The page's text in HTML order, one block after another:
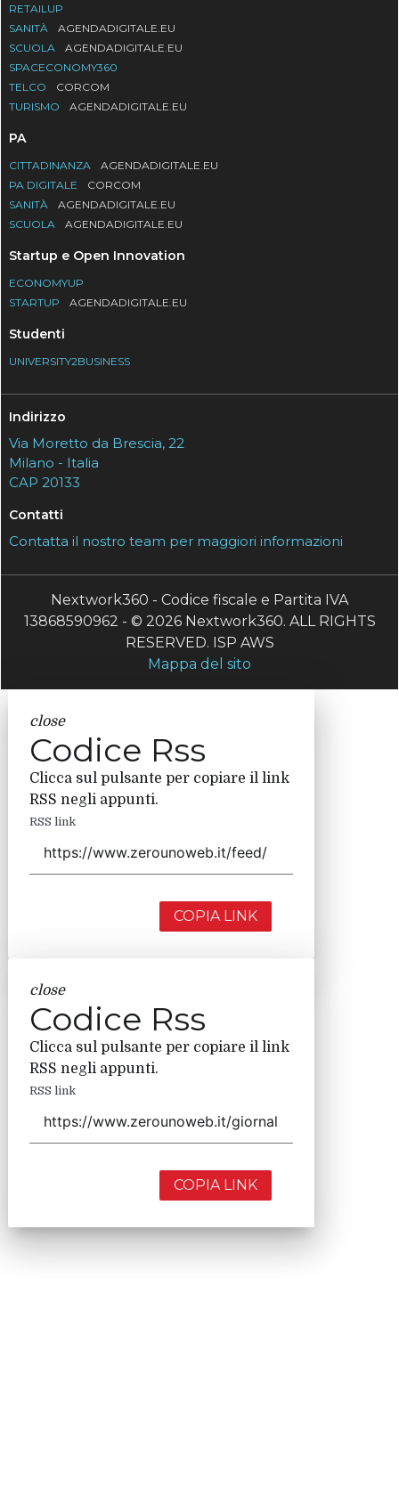
RETAILUP
SANITÀ
AGENDADIGITALE.EU
SCUOLA
AGENDADIGITALE.EU
SPACECONOMY360
TELCO
CORCOM
TURISMO
AGENDADIGITALE.EU
PA
CITTADINANZA
AGENDADIGITALE.EU
PA DIGITALE
CORCOM
SANITÀ
AGENDADIGITALE.EU
SCUOLA
AGENDADIGITALE.EU
Startup e Open Innovation
ECONOMYUP
STARTUP
AGENDADIGITALE.EU
Studenti
UNIVERSITY2BUSINESS
Indirizzo
Via Moretto da Brescia, 22
Milano - Italia
CAP 20133
Contatti
Contatta il nostro team per maggiori informazioni
Nextwork360 - Codice fiscale e Partita IVA
13868590962 - © 2026 Nextwork360. ALL RIGHTS
RESERVED. ISP AWS
Mappa del sito
close
Codice Rss
Clicca sul pulsante per copiare il link
RSS negli appunti.
RSS link
COPIA LINK
close
Codice Rss
Clicca sul pulsante per copiare il link
RSS negli appunti.
RSS link
COPIA LINK